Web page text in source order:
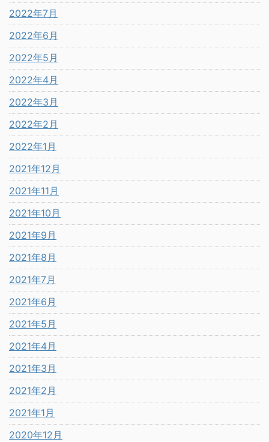
2022年7月
2022年6月
2022年5月
2022年4月
2022年3月
2022年2月
2022年1月
2021年12月
2021年11月
2021年10月
2021年9月
2021年8月
2021年7月
2021年6月
2021年5月
2021年4月
2021年3月
2021年2月
2021年1月
2020年12月